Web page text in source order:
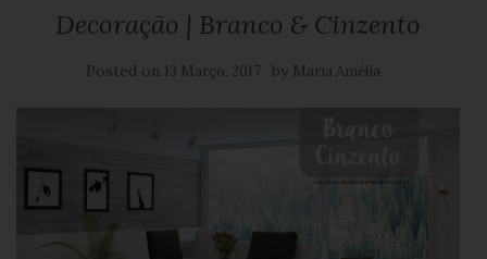
Decoração | Branco & Cinzento
Posted on 13 Março, 2017 by Maria Amélia